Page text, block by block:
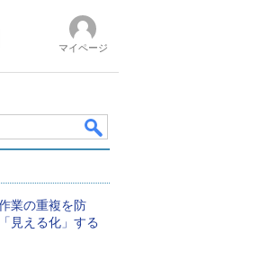
マイページ
業の重複を防
見える化」する